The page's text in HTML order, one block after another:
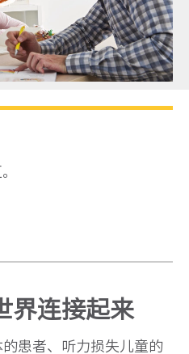
界连接起来
患者、听力损失儿童的